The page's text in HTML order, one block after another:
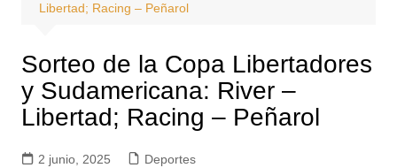
Libertad; Racing – Peñarol
Sorteo de la Copa Libertadores
y Sudamericana: River –
Libertad; Racing – Peñarol
2 junio, 2025 Deportes